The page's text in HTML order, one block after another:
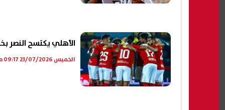
الأهلي يكتسح النصر
الخميس 23/07/2026 09:17 م